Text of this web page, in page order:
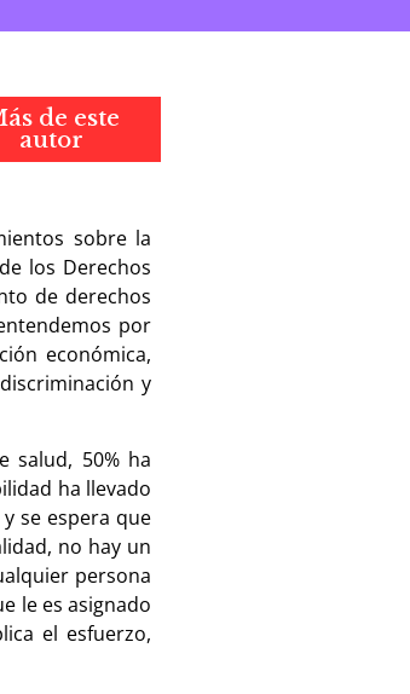
de este
autor
sobre la
los Derechos
de derechos
por
económica,
y
salud, 50% ha
ha llevado
se espera que
no hay un
persona
le es asignado
el esfuerzo,